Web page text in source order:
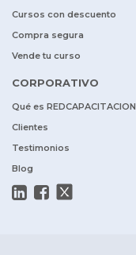
Cursos con descuento
Compra segura
Vende tu curso
CORPORATIVO
Qué es REDCAPACITACION
Clientes
Testimonios
Blog